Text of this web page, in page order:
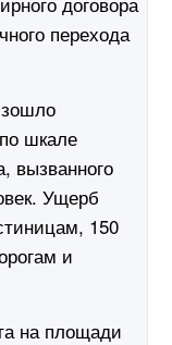
перехода
шкале
вызванного
Ущерб
150
и
на площади